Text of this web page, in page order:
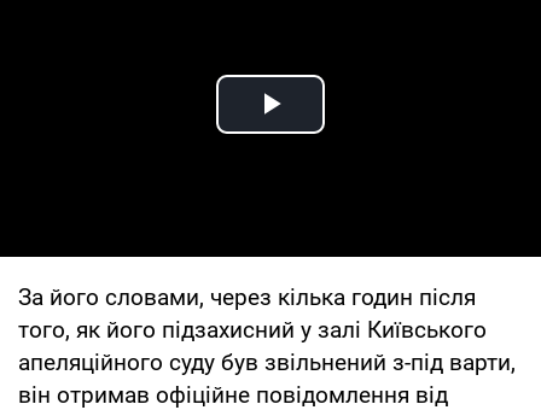
Play Video
За його словами, через кілька годин після
того, як його підзахисний у залі Київського
апеляційного суду був звільнений з-під варти,
він отримав офіційне повідомлення від